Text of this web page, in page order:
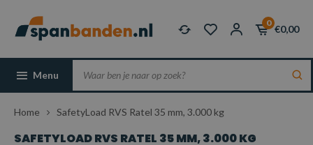
0
€0,00
Menu
Home SafetyLoad RVS Ratel 35 mm, 3.000 kg
SAFETYLOAD RVS RATEL 35 MM, 3.000 KG